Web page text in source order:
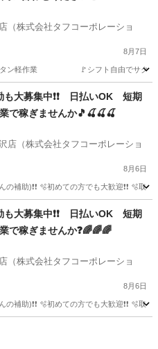
（株式会社タフコーポレーショ
8月7日
カンタン軽作業 🚩シフト自由でサク
建築現場
も大募集中❗❗ 日払いOK 短期
で稼ぎませんか🎵🍒🍒🍒
店（株式会社タフコーポレーショ
8月6日
補助)❗❗ 🫧初めての方でも大歓迎❗❗ 🫧取
掲示板
も大募集中❗❗ 日払いOK 短期
で稼ぎませんか❓🌈🌈🌈
（株式会社タフコーポレーショ
8月6日
補助)❗❗ 🫧初めての方でも大歓迎❗❗ 🫧取